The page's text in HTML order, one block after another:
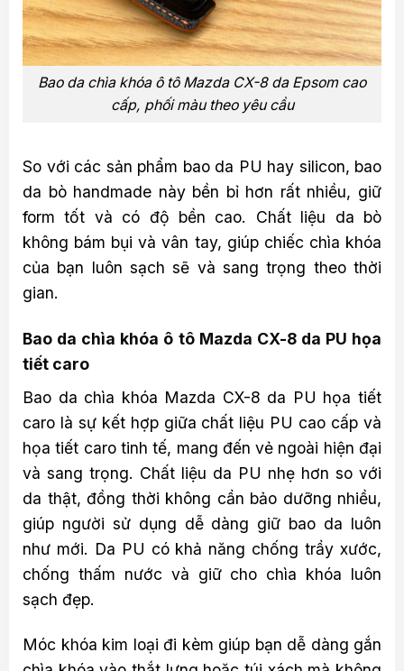
Bao da chìa khóa ô tô Mazda CX-8 da Epsom cao
cấp, phối màu theo yêu cầu
So với các sản phẩm bao da PU hay silicon, bao
da bò handmade này bền bỉ hơn rất nhiều, giữ
form tốt và có độ bền cao. Chất liệu da bò
không bám bụi và vân tay, giúp chiếc chìa khóa
của bạn luôn sạch sẽ và sang trọng theo thời
gian.
Bao da chìa khóa ô tô Mazda CX-8 da PU họa
tiết caro
Bao da chìa khóa Mazda CX-8 da PU họa tiết
caro là sự kết hợp giữa chất liệu PU cao cấp và
họa tiết caro tinh tế, mang đến vẻ ngoài hiện đại
và sang trọng. Chất liệu da PU nhẹ hơn so với
da thật, đồng thời không cần bảo dưỡng nhiều,
giúp người sử dụng dễ dàng giữ bao da luôn
như mới. Da PU có khả năng chống trầy xước,
chống thấm nước và giữ cho chìa khóa luôn
sạch đẹp.
Móc khóa kim loại đi kèm giúp bạn dễ dàng gắn